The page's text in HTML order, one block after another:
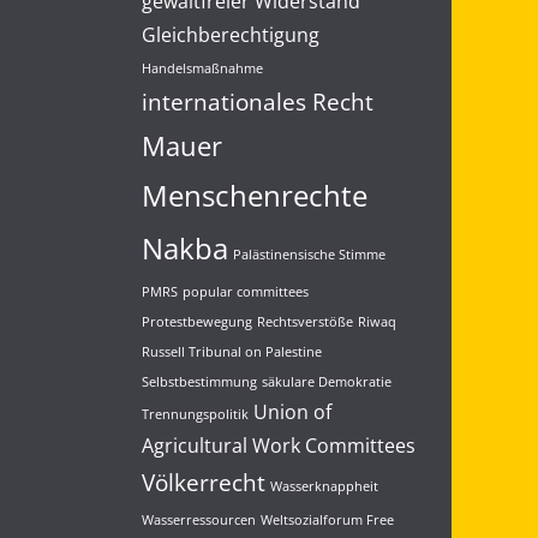
#IsraelOutOfMyPhone
#BanSpyware
Load More...
Gleichberechtigung
Handelsmaßnahme
internationales Recht
Mauer
Menschenrechte
Nakba Palästinensische Stimme
PMRS popular committees
Protestbewegung Rechtsverstöße Riwaq
Russell Tribunal on Palestine
Selbstbestimmung säkulare Demokratie
Trennungspolitik Union of
Agricultural Work Committees
Völkerrecht Wasserknappheit
Wasserressourcen Weltsozialforum Free